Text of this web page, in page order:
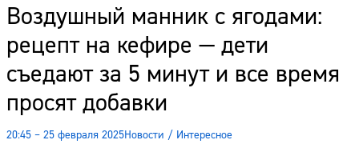
Воздушный манник с ягодами:
рецепт на кефире — дети
съедают за 5 минут и все время
просят добавки
20:45 – 25 февраля 2025Новости / Интересное
Новости
Наши гости
Фоторепортажи
Погода